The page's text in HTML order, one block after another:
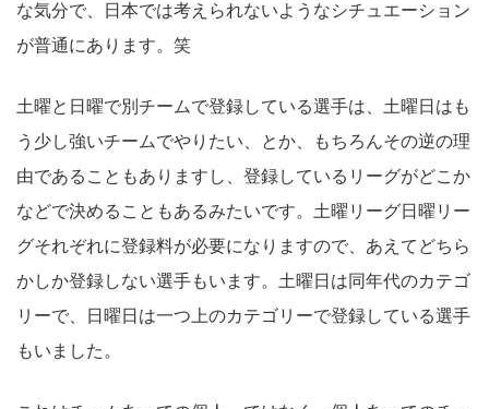
な気分で、日本では考えられないようなシチュエーション
が普通にあります。笑
土曜と日曜で別チームで登録している選手は、土曜日はも
う少し強いチームでやりたい、とか、もちろんその逆の理
由であることもありますし、登録しているリーグがどこか
などで決めることもあるみたいです。土曜リーグ日曜リー
グそれぞれに登録料が必要になりますので、あえてどちら
かしか登録しない選手もいます。土曜日は同年代のカテゴ
リーで、日曜日は一つ上のカテゴリーで登録している選手
もいました。